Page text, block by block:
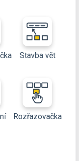
Stavba vět
Rozřazovačka